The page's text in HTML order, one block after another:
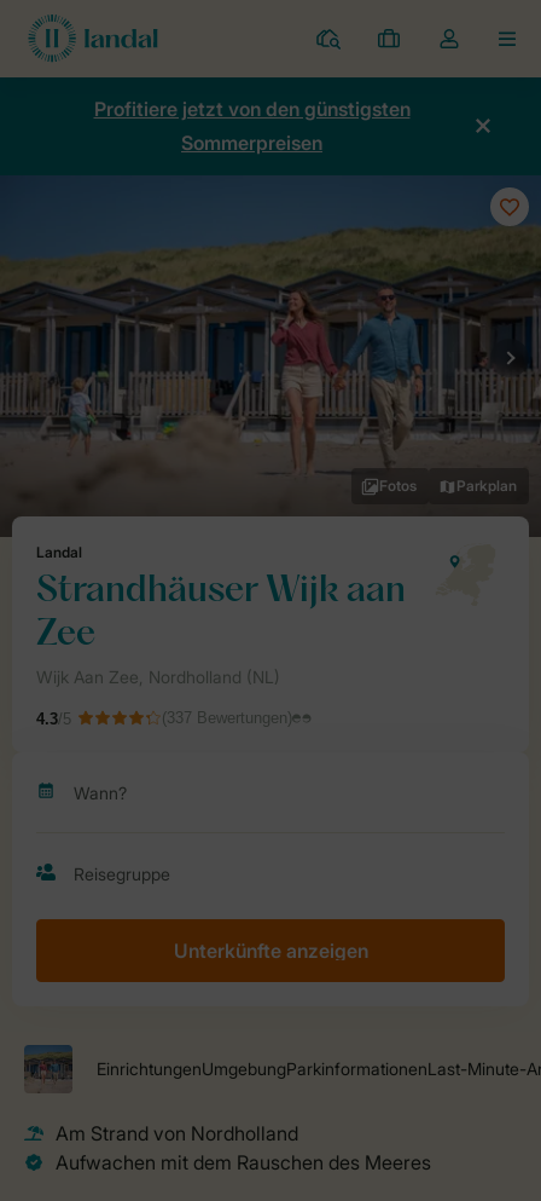
Ferienparks
Meine
Buchungen
Dropdown-
Menü
Kontos
Profitiere jetzt von den günstigsten
Sommerpreisen
Unterkünfte anzeigen